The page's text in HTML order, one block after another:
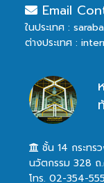
Email
ในประเทศ :
ต่างประเทศ :
ชั้น 14 กระทร
นวัตกรรม 328 ถ
โทร. 02-354-